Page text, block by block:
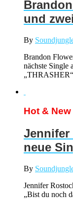
und
By
Brandon
nächste Single
Hot & New
Jennifer
neue
By
Jennifer
„Bist du noch